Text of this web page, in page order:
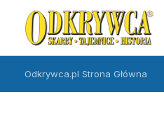
Odkrywca.pl Strona Główna